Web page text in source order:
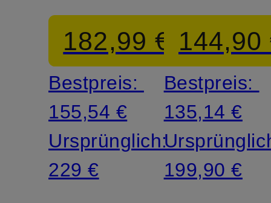
182,99 €
Bestpreis:
155,54 €
Ursprünglich:
229 €
144,90
Bestpreis:
135,14 €
199,90 €